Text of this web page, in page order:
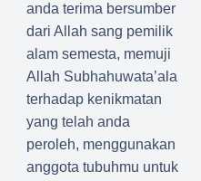
anda terima bersumber
dari Allah sang pemilik
alam semesta, memuji
Allah Subhahuwata’ala
terhadap kenikmatan
yang telah anda
peroleh, menggunakan
anggota tubuhmu untuk